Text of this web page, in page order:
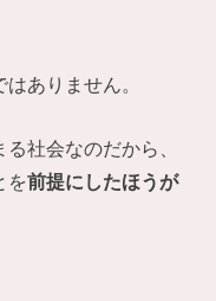
ありません。
社会なのだから、
を前提にしたほうが